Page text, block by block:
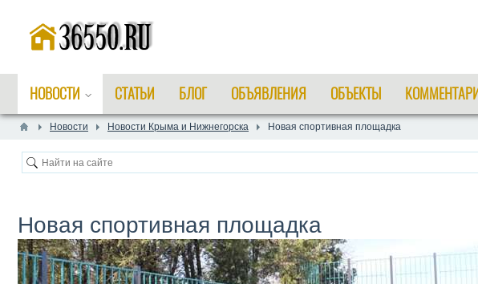
НОВОСТИ СТАТЬИ БЛОГ ОБЪЯВЛЕНИЯ ОБЪЕКТЫ
Новости Новости Крыма и Нижнегорска Новая спортивная площадка
Новая спортивная площадка